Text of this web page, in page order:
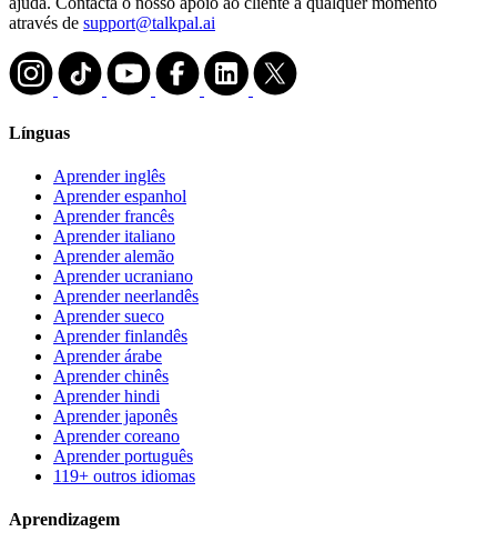
através de support@talkpal.ai
Línguas
Aprender inglês
Aprender espanhol
Aprender francês
Aprender italiano
Aprender alemão
Aprender ucraniano
Aprender neerlandês
Aprender sueco
Aprender finlandês
Aprender árabe
Aprender chinês
Aprender hindi
Aprender japonês
Aprender coreano
Aprender português
119+ outros idiomas
Aprendizagem